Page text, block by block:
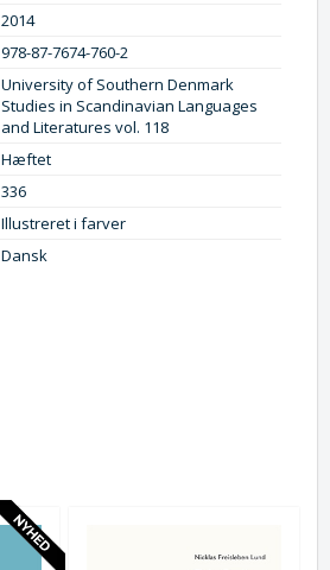
2014
978-87-7674-760-2
University of Southern Denmark
Studies in Scandinavian Languages
and Literatures vol. 118
Hæftet
336
Illustreret i farver
Dansk